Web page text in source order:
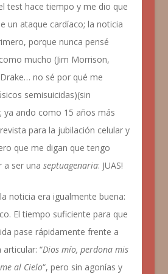
test hace tiempo y me dio que
un ataque cardíaco; la noticia
porque nunca pensé
mucho (Jim Morrison,
Drake… no sé por qué me
semisuicidas)(sin
ya ando como 15 años más
para la jubilación celular y
que me digan que tengo
a ser una septuagenaria: JUAS!
noticia era igualmente buena:
El tiempo suficiente para que
pase rápidamente frente a
“Dios mío, perdona mis
al Cielo“, pero sin agonías y